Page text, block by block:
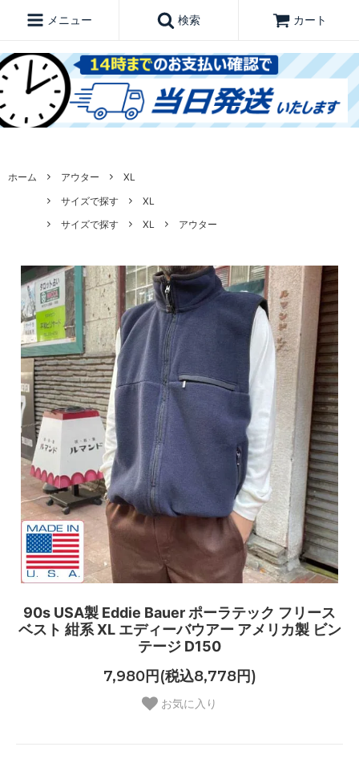
メニュー 検索 カート
ホーム アウター
XL
サイズで探す
XL
サイズで探す
XL アウター
90s USA製 Eddie Bauer ポーラテック フリース
ベスト 紺系 XL エディーバウアー アメリカ製 ビン
テージ D150
7,980円(税込8,778円)
お気に入り